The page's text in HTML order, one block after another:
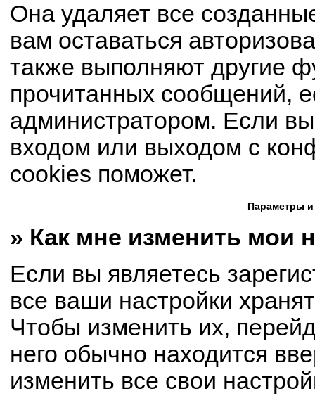
Она удаляет все
вам оставаться
также выполняют другие
прочитанных сообщений,
администратором. Если
входом или выходом с
cookies поможет.
Параметры и
» Как мне изменить мои
Если вы являетесь
все ваши настройки
Чтобы изменить их,
него обычно находится
изменить все свои